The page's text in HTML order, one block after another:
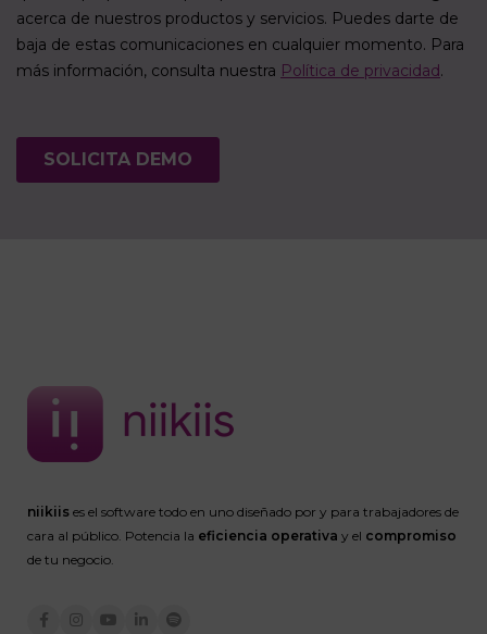
niikiis es el software todo en uno diseñado por y para trabajadores de
cara al público. Potencia la eficiencia operativa y el compromiso
de tu negocio.